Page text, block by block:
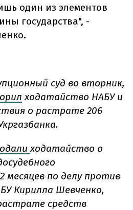
один из элементов
государства", -
суд во вторник,
ходатайство НАБУ и
о растрате 206
ходатайство о
месяцев по делу против
Кирилла Шевченко,
средств